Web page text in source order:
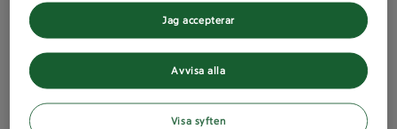
Avvisa alla
Jag accepterar
Visa syften